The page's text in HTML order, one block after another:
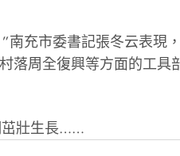
南充市委書記張冬云表現
落周全復興等方面的工具
茁壯生長……